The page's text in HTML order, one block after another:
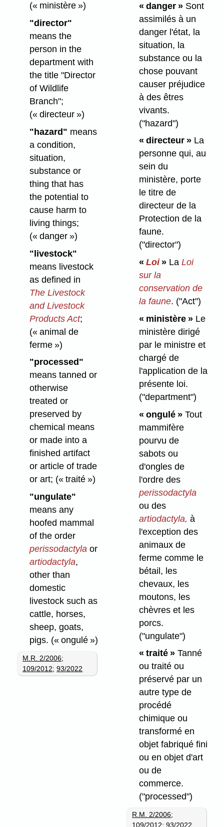
(« ministère »)
"director"
means the
person in the
department with
the title "Director
of Wildlife
Branch";
(« directeur »)
"hazard" means
a condition,
situation,
substance or
thing that has
the potential to
cause harm to
living things;
(« danger »)
"livestock"
means livestock
as defined in
The Livestock
and Livestock
Products Act;
(« animal de
ferme »)
"processed"
means tanned or
otherwise
treated or
preserved by
chemical means
or made into a
finished artifact
or article of trade
or art; (« traité »)
"ungulate"
means any
hoofed mammal
of the order
perissodactylaor
artiodactyla,
other than
domestic
livestock such as
cattle, horses,
sheep, goats,
pigs. (« ongulé »)
M.R. 2/2006;
109/2012;93/2022
« danger »Sont
assimilés à un
danger l'état, la
situation, la
substance ou la
chose pouvant
causer préjudice
à des êtres
vivants.
("hazard")
« directeur » La
personne qui, au
sein du
ministère, porte
le titre de
directeur de la
Protection de la
faune.
("director")
« Loi»La Loi
sur la
conservation de
la faune. ("Act")
« ministère » Le
ministère dirigé
par le ministre et
chargé de
l'application de la
présente loi.
("department")
« ongulé » Tout
mammifère
pourvu de
sabots ou
d'ongles de
l'ordre des
perissodactyla
ou des
artiodactyla, à
l'exception des
animaux de
ferme comme le
bétail, les
chevaux, les
moutons, les
chèvres et les
porcs.
("ungulate")
« traité »Tanné
ou traité ou
préservé par un
autre type de
procédé
chimique ou
transformé en
objet fabriqué fini
ou en objet d'art
ou de
commerce.
("processed")
R.M. 2/2006;
109/2012;93/2022